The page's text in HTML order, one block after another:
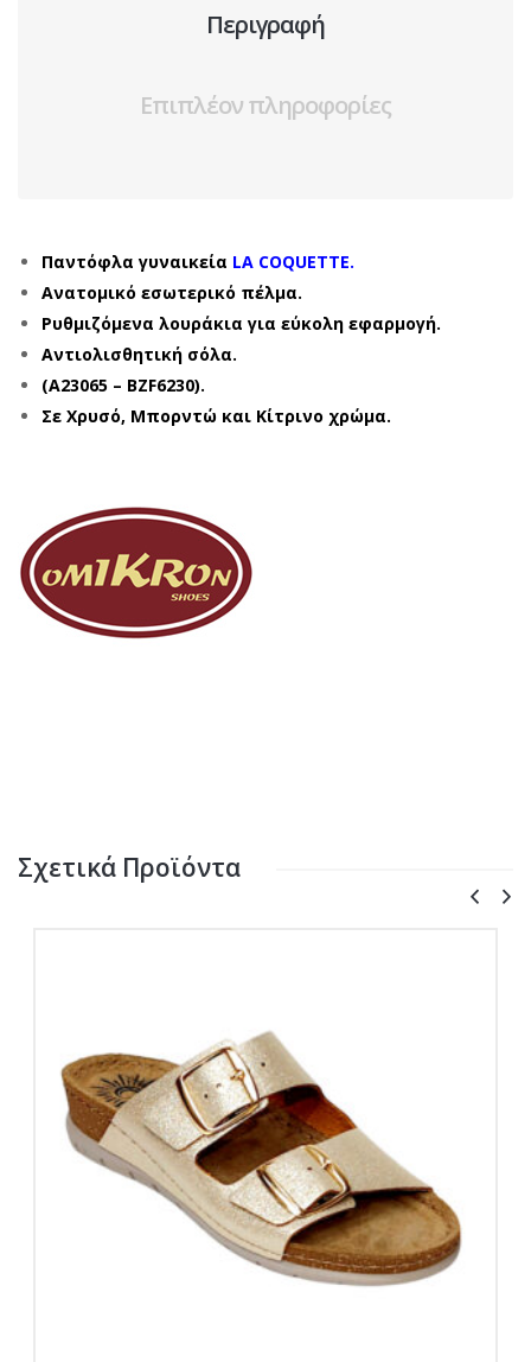
Περιγραφή
Επιπλέον πληροφορίες
Παντόφλα γυναικεία LA COQUETTE.
Ανατομικό εσωτερικό πέλμα.
Ρυθμιζόμενα λουράκια για εύκολη εφαρμογή.
Αντιολισθητική σόλα.
(A23065 – BZF6230).
Σε Χρυσό, Μπορντώ και Κίτρινο χρώμα.
Σχετικά Προϊόντα